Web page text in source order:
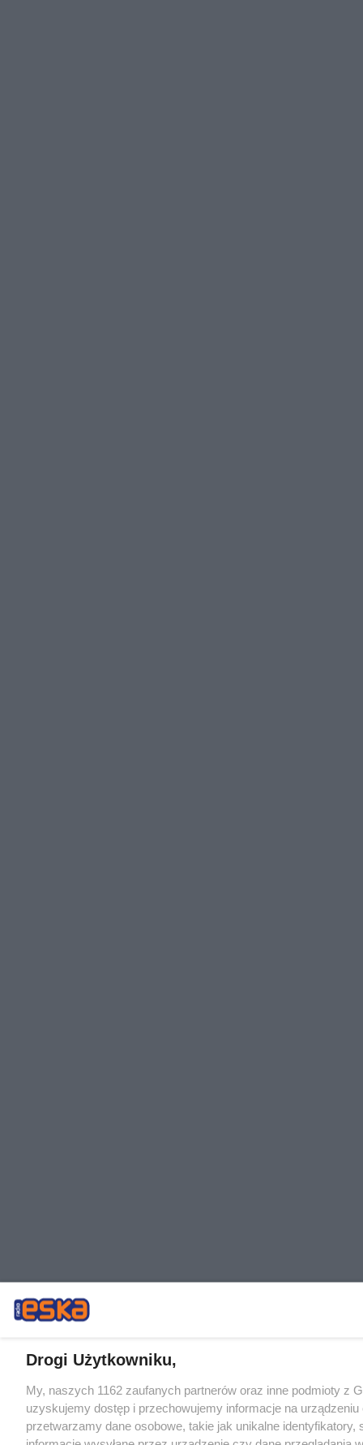
Drogi Użytkowniku,
My, naszych 1162 zaufanych partnerów oraz inne podmioty z
uzyskujemy dostęp i przechowujemy informacje na urządzeniu
przetwarzamy dane osobowe, takie jak unikalne identyfikatory,